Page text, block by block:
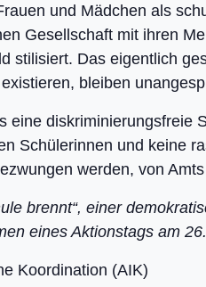
und Mädchen als
Gesellschaft mit ihren
stilisiert. Das eigentlich
bleiben
eine diskriminierungsfreie
Schülerinnen und keine
werden, von
brennt“, einer
eines Aktionstags am
Koordination (AIK)